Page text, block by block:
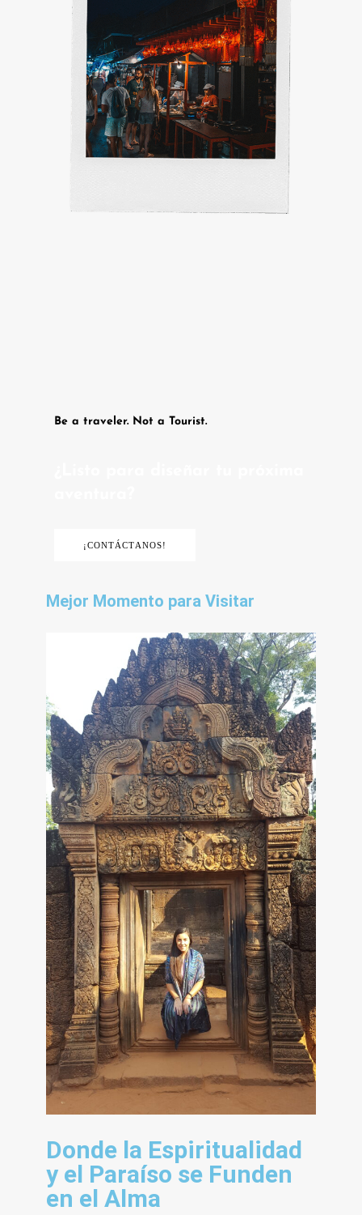
Be a traveler. Not a Tourist.
¡CONTÁCTANOS!
Mejor Momento para Visitar
Donde la Espiritualidad
y el Paraíso se Funden
en el Alma